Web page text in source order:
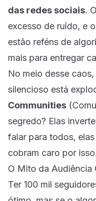
das redes sociais.
excesso de ruído, e
estão reféns de
mais para entregar
No meio desse
silencioso está
Communities
segredo? Elas
falar para todos,
cobram caro por isso.
O Mito da Audiência
Ter 100 mil